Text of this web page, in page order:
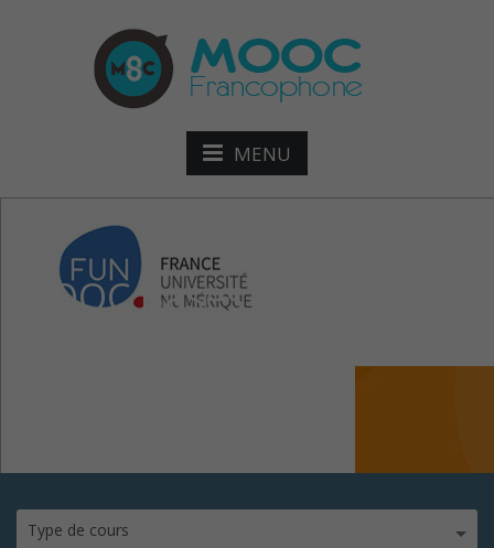
MENU
MOOC Bases en
Type de cours